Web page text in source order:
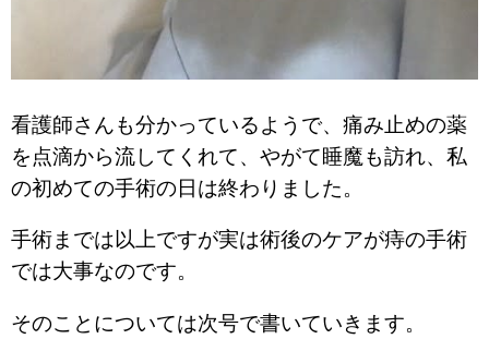
看護師さんも分かっているようで、痛み止めの薬
を点滴から流してくれて、やがて睡魔も訪れ、私
の初めての手術の日は終わりました。
手術までは以上ですが実は術後のケアが痔の手術
では大事なのです。
そのことについては次号で書いていきます。